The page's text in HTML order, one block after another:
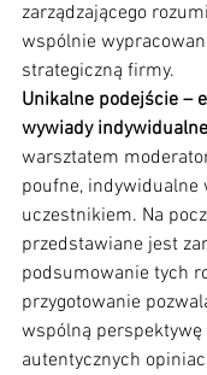
zarządzającego
wspólnie
strategiczną firmy.
Unikalne podejście –
wywiady
warsztatem
poufne, indywidualne
uczestnikiem. Na
przedstawiane jest
podsumowanie tych
przygotowanie
wspólną perspektywę
autentycznych